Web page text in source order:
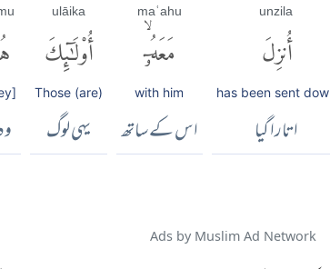
unzila
أُنزِلَ
has been sent
اتارا گیا
maʿahu
مَعَهُۥٓۙ
with him
اس کے ساتھ
ulāika
أُو۟لَٰٓئِكَ
Those (are)
یہی لوگ
Ads by Muslim Ad Network